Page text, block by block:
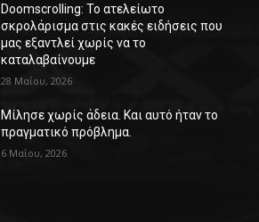
Doomscrolling: Το ατελείωτο
σκρολάρισμα στις κακές ειδήσεις που
μας εξαντλεί χωρίς να το
καταλαβαίνουμε
28 Μαΐου, 2026
Μίλησε χωρίς άδεια. Και αυτό ήταν το
πραγματικό πρόβλημα.
6 Μαΐου, 2026